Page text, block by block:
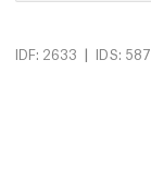
IDF: 2633 | IDS: 587